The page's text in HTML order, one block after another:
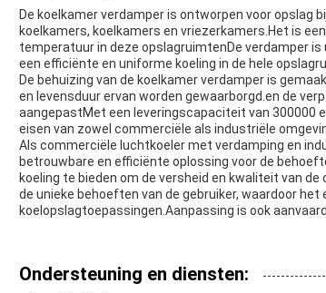
De koelkamer verdamper is ontworpen voor opslag
koelkamers, koelkamers en vriezerkamers.Het is
temperatuur in deze opslagruimtenDe verdamper
een efficiënte en uniforme koeling in de hele
De behuizing van de koelkamer verdamper is
en levensduur ervan worden gewaarborgd.en de
aangepastMet een leveringscapaciteit van 300000
eisen van zowel commerciële als industriële
Als commerciële luchtkoeler met verdamping en
betrouwbare en efficiënte oplossing voor de
koeling te bieden om de versheid en kwaliteit van
de unieke behoeften van de gebruiker, waardoor het
koelopslagtoepassingen.Aanpassing is ook
Ondersteuning en diensten: